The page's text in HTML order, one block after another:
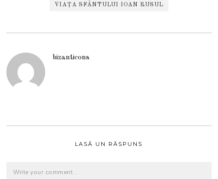
VIAȚA SFÂNTULUI IOAN RUSUL
bizanticons
LASĂ UN RĂSPUNS